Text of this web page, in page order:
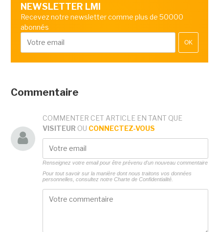
NEWSLETTER LMI
Recevez notre newsletter comme plus de 50000
abonnés
OK
Commentaire
COMMENTER CET ARTICLE EN TANT QUE
VISITEUR OU CONNECTEZ-VOUS
Renseignez votre email pour être prévenu d'un nouveau commentaire
Pour tout savoir sur la manière dont nous traitons vos données
personnelles, consultez notre Charte de Confidentialité.